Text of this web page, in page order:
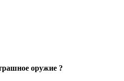
оружие ?